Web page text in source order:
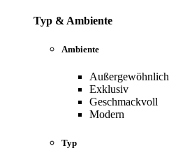
Typ & Ambiente
Ambiente
Außergewöhnlich
Exklusiv
Geschmackvoll
Modern
Typ